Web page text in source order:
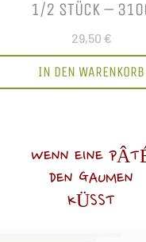
1/2 STÜCK –
29,50 €
IN DEN WARENKORB
WENN EINE
DEN GAUMEN
KÜSST